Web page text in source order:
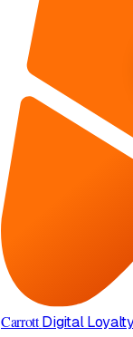
Carrott Digital